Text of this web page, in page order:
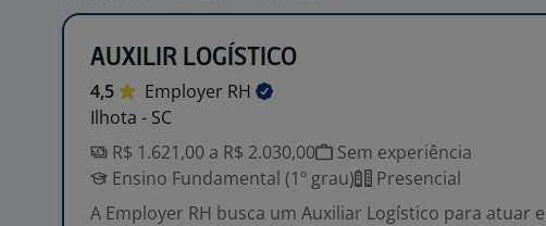
AUXILIR LOGÍSTICO
4,5 Employer RH
Ilhota - SC
R$ 1.621,00 a R$ 2.030,00
Sem experiência
Ensino Fundamental (1º grau)
Presencial
A Employer RH busca um Auxiliar Logístico para atuar